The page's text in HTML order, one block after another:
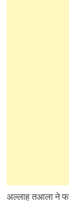
अल्लाह तआला ने